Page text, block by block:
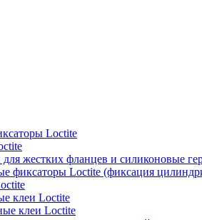
Loctite
жестких фланцев и силиконовые
фиксаторы Loctite (фиксация
клеи Loctite
клеи Loctite